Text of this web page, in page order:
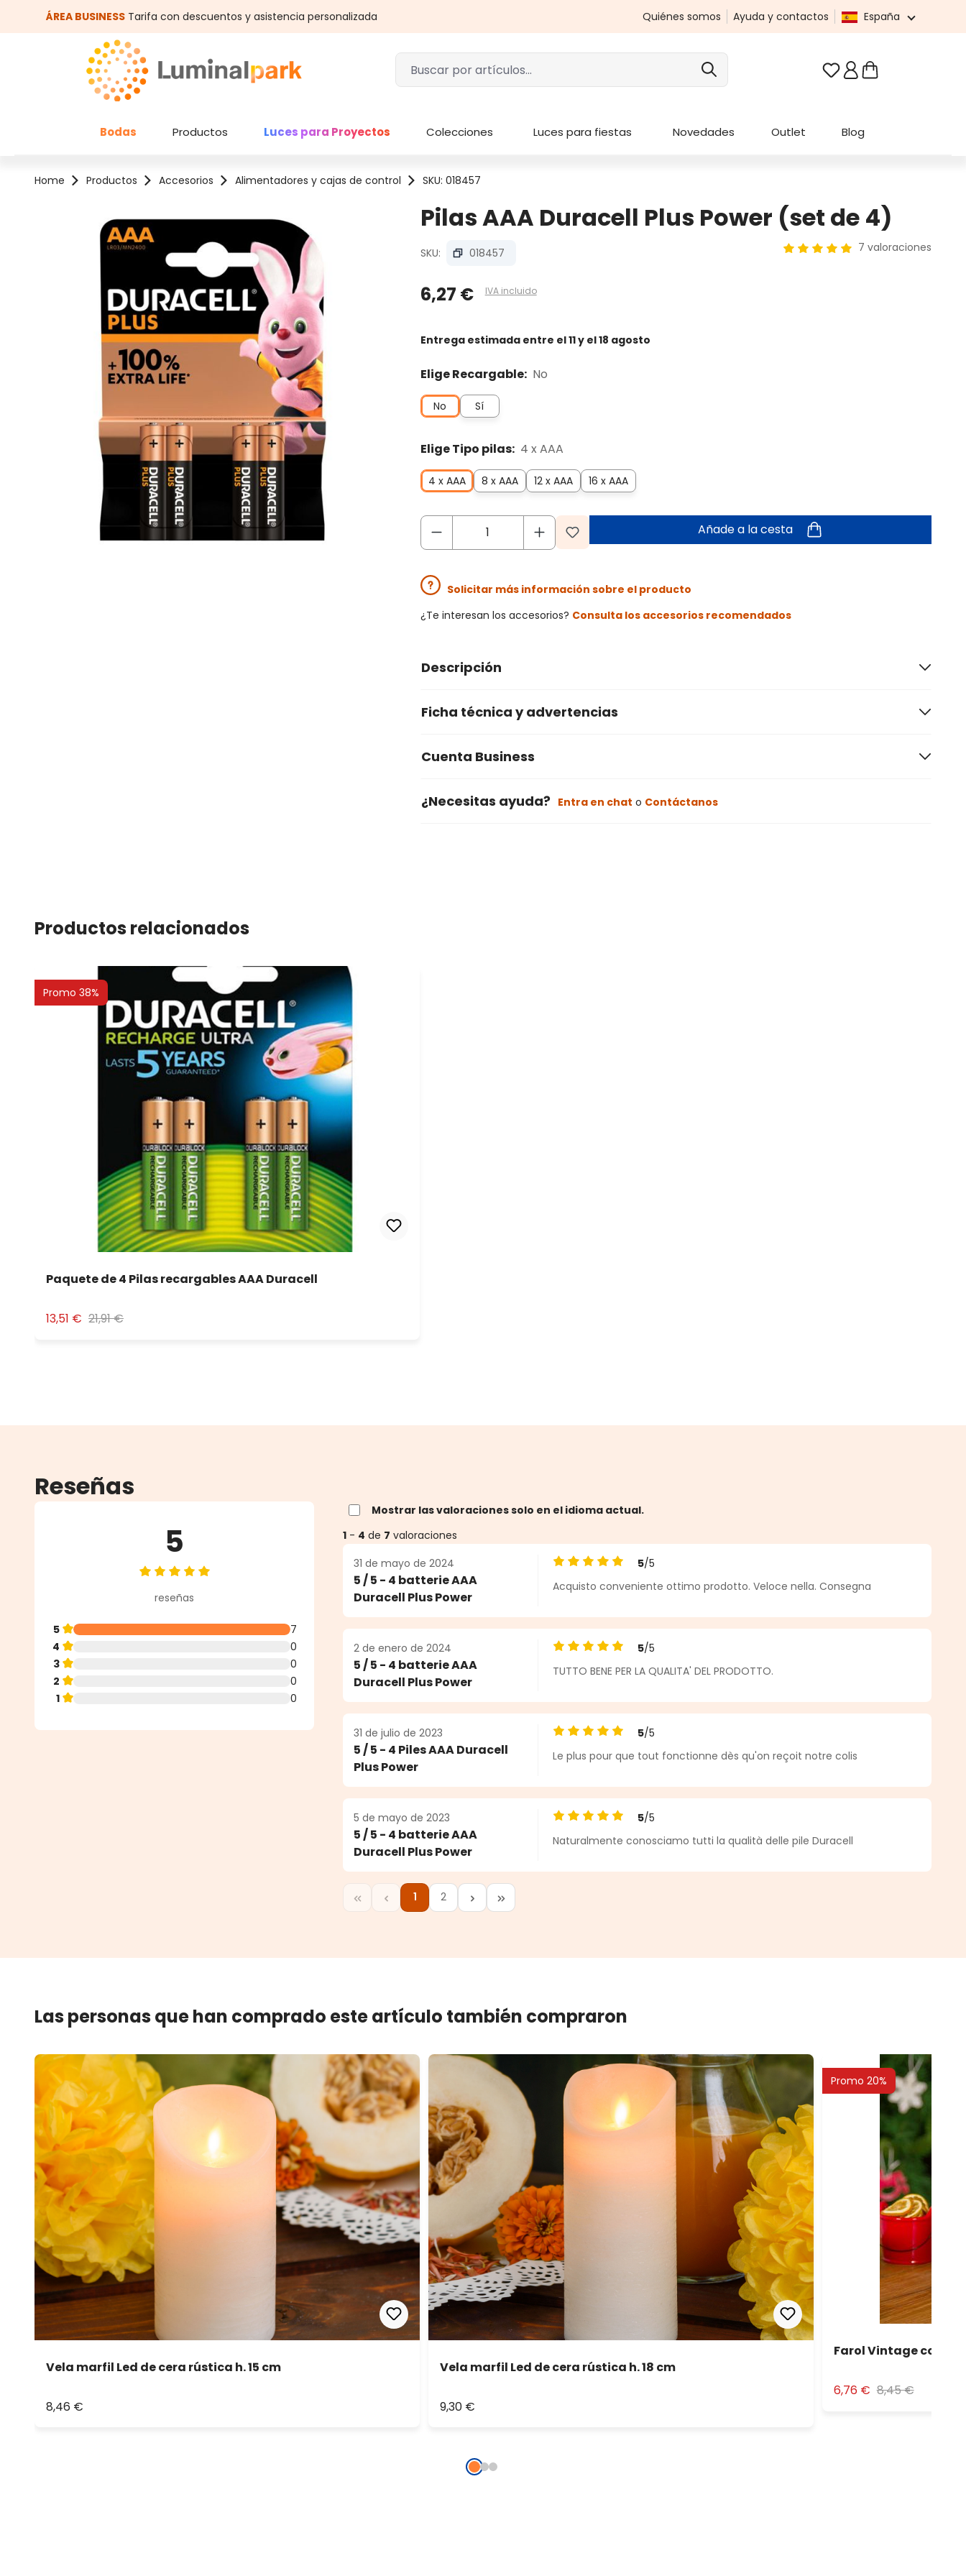
al contenido principal
Saltar a la búsqueda
ÁREA BUSINESS Tarifa con descuentos y asistencia personalizada Quiénes somos Ayuda y contactos España
Tienes 0 artículos en
Bodas Productos Luces para Proyectos Colecciones Luces para fiestas Novedades Outlet Blog
Home Productos Accesorios Alimentadores y cajas de control SKU: 018457
Pilas AAA Duracell Plus Power (set de 4)
SKU: 018457 7 valoraciones
6,27 € IVA incluido
Entrega estimada entre el 11 y el 18 agosto
Elige Recargable: No
No Sí
Elige Tipo pilas: 4 x AAA
4 x AAA 8 x AAA 12 x AAA 16 x AAA
Añade a la cesta
Solicitar más información sobre el producto
¿Te interesan los accesorios? Consulta los accesorios recomendados
Descripción
Ficha técnica y advertencias
Cuenta Business
¿Necesitas ayuda? Entra en chat o Contáctanos
Productos relacionados
Promo 38%
Paquete de 4 Pilas recargables AAA Duracell
13,51 € 21,91 €
Reseñas
5
Calificación promedio de 5 de 5 estrellas
reseñas
5
7
4
0
3
0
2
0
1
0
Mostrar las valoraciones solo en el idioma actual.
1 - 4 de 7 valoraciones
31 de mayo de 2024
5 / 5 - 4 batterie AAA
Duracell Plus Power
Calificación promedio de 5 de 5 estrellas
5/5
Acquisto conveniente ottimo prodotto. Veloce nella. Consegna
2 de enero de 2024
5 / 5 - 4 batterie AAA
Duracell Plus Power
Calificación promedio de 5 de 5 estrellas
5/5
TUTTO BENE PER LA QUALITA' DEL PRODOTTO.
31 de julio de 2023
5 / 5 - 4 Piles AAA Duracell
Plus Power
Calificación promedio de 5 de 5 estrellas
5/5
Le plus pour que tout fonctionne dès qu'on reçoit notre colis
5 de mayo de 2023
5 / 5 - 4 batterie AAA
Duracell Plus Power
Calificación promedio de 5 de 5 estrellas
5/5
Naturalmente conosciamo tutti la qualità delle pile Duracell
Página
1 Página
2
Las personas que han comprado este artículo también compraron
Vela marfil Led de cera rústica h. 15 cm
8,46 €
Vela marfil Led de cera rústica h. 18 cm
9,30 €
Promo 20%
Farol Vintage con
6,76 € 8,45 €